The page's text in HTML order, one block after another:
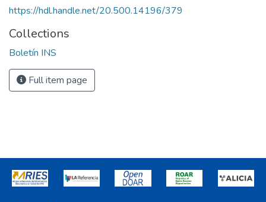
https://hdl.handle.net/20.500.14196/379
Collections
Boletín INS
Full item page